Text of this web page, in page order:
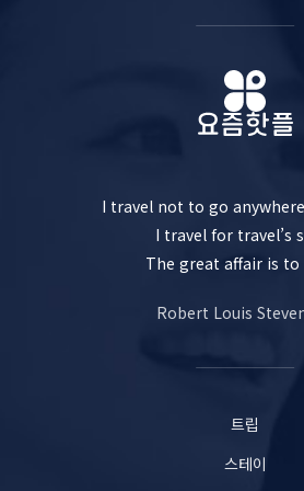
I travel not to go
I travel for travel’s
The great affair is to
Robert Louis
트립
스테이